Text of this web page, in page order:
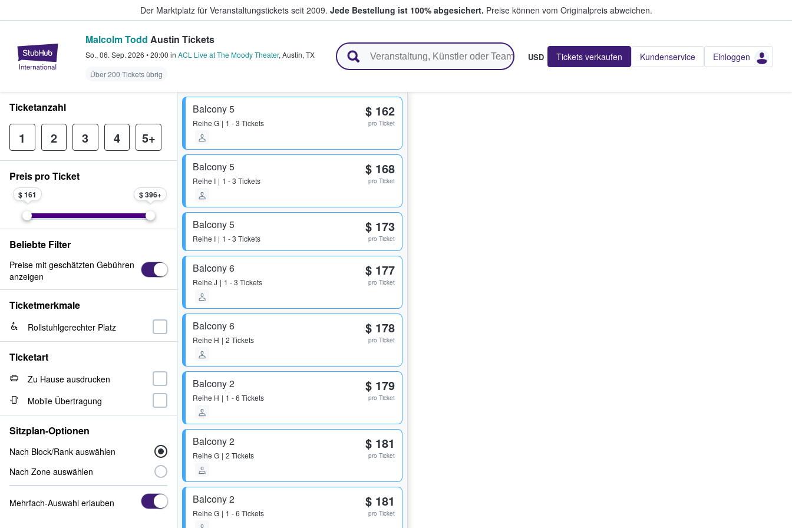
Der Marktplatz für Veranstaltungstickets seit 2009. Jede Bestellung ist 100% abgesichert. Preise können vom Originalpreis abweichen.
StubHub - Wo Fans Tickets kaufen & verkaufen
Malcolm Todd Austin Tickets
So., 06. Sep. 2026 •20:00 in ACL Live at The Moody Theater, Austin, TX
Über 200 Tickets übrig
USD Tickets verkaufen Kundenservice Einloggen
Balcony 5
Reihe G 1 - 3 Tickets
$ 162
pro Ticket
Balcony 5
Reihe I 1 - 3 Tickets
$ 168
pro Ticket
Balcony 5
Reihe I 1 - 3 Tickets
$ 173
pro Ticket
Balcony 6
Reihe J 1 - 3 Tickets
$ 177
pro Ticket
Balcony 6
Reihe H 2 Tickets
$ 178
pro Ticket
Balcony 2
Reihe H 1 - 6 Tickets
$ 179
pro Ticket
Balcony 2
Reihe G 2 Tickets
$ 181
pro Ticket
Balcony 2
Reihe G 1 - 6 Tickets
$ 181
pro Ticket
Ticketanzahl
1 2 3 4 5+
Preis pro Ticket
$ 161 $ 396
Beliebte Filter
Preise mit geschätzten Gebühren
anzeigen
Ticketmerkmale
Rollstuhlgerechter Platz
Ticketart
Zu Hause ausdrucken
Mobile Übertragung
Sitzplan-Optionen
Nach Block/Rank auswählen
Nach Zone auswählen
Mehrfach-Auswahl erlauben